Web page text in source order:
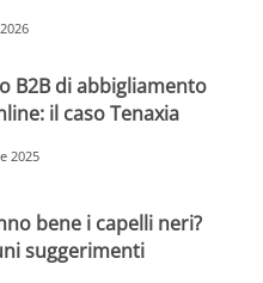
B2B di abbigliamento
il caso Tenaxia
2025
bene i capelli neri?
suggerimenti